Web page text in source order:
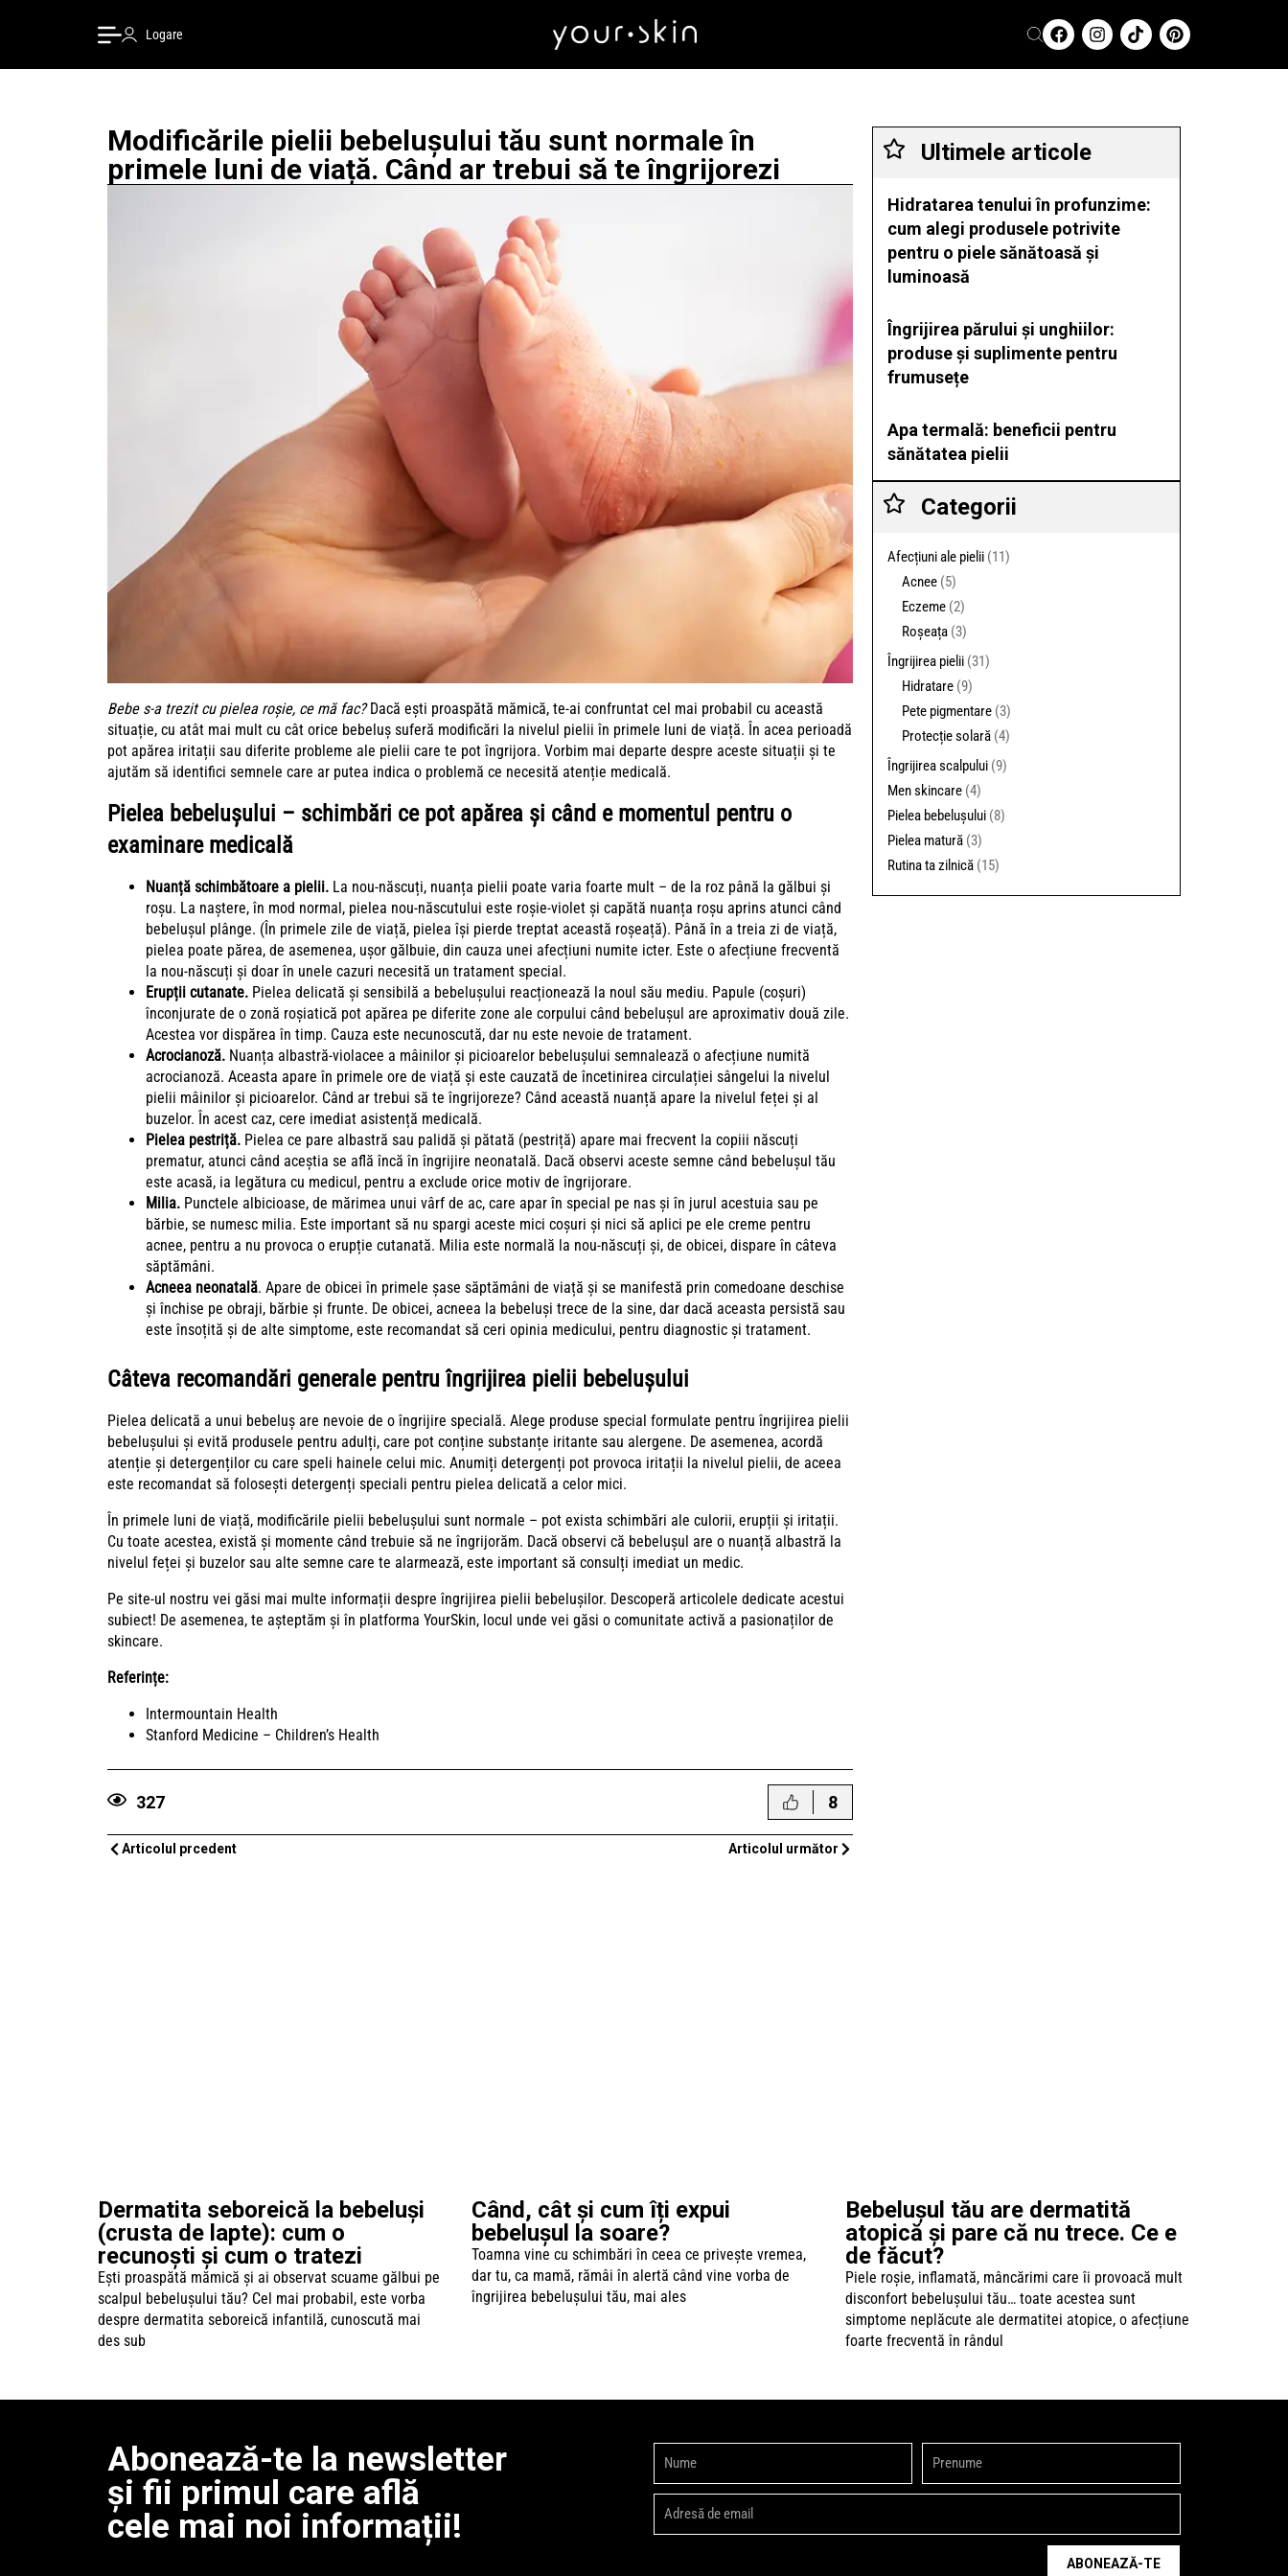
Logare
Modificările pielii bebelușului tău sunt normale în
primele luni de viață. Când ar trebui să te îngrijorezi
Bebe s-a trezit cu pielea roșie, ce mă fac?Dacă ești proaspătă mămică, te-ai confruntat cel mai probabil cu această
situație, cu atât mai mult cu cât orice bebeluș suferă modificări la nivelul pielii în primele luni de viață. În acea perioadă
pot apărea iritații sau diferite probleme ale pielii care te pot îngrijora. Vorbim mai departe despre aceste situații și te
ajutăm să identifici semnele care ar putea indica o problemă ce necesită atenție medicală.
Pielea bebelușului – schimbări ce pot apărea și când e momentul pentru o
examinare medicală
Nuanță schimbătoare a pielii. La nou-născuți, nuanța pielii poate varia foarte mult – de la roz până la gălbui și
roșu. La naștere, în mod normal, pielea nou-născutului este roșie-violet și capătă nuanța roșu aprins atunci când
bebelușul plânge. (În primele zile de viață, pielea își pierde treptat această roșeață). Până în a treia zi de viață,
pielea poate părea, de asemenea, ușor gălbuie, din cauza unei afecțiuni numite icter. Este o afecțiune frecventă
la nou-născuți și doar în unele cazuri necesită un tratament special.
Erupții cutanate. Pielea delicată și sensibilă a bebelușului reacționează la noul său mediu. Papule (coșuri)
înconjurate de o zonă roșiatică pot apărea pe diferite zone ale corpului când bebelușul are aproximativ două zile.
Acestea vor dispărea în timp. Cauza este necunoscută, dar nu este nevoie de tratament.
Acrocianoză. Nuanța albastră-violacee a mâinilor și picioarelor bebelușului semnalează o afecțiune numită
acrocianoză. Aceasta apare în primele ore de viață și este cauzată de încetinirea circulației sângelui la nivelul
pielii mâinilor și picioarelor. Când ar trebui să te îngrijoreze? Când această nuanță apare la nivelul feței și al
buzelor. În acest caz, cere imediat asistență medicală.
Pielea pestriță. Pielea ce pare albastră sau palidă și pătată (pestriță) apare mai frecvent la copiii născuți
prematur, atunci când aceștia se află încă în îngrijire neonatală. Dacă observi aceste semne când bebelușul tău
este acasă, ia legătura cu medicul, pentru a exclude orice motiv de îngrijorare.
Milia. Punctele albicioase, de mărimea unui vârf de ac, care apar în special pe nas și în jurul acestuia sau pe
bărbie, se numesc milia. Este important să nu spargi aceste mici coșuri și nici să aplici pe ele creme pentru
acnee, pentru a nu provoca o erupție cutanată. Milia este normală la nou-născuți și, de obicei, dispare în câteva
săptămâni.
Acneea neonatală. Apare de obicei în primele șase săptămâni de viață și se manifestă prin comedoane deschise
și închise pe obraji, bărbie și frunte. De obicei, acneea la bebeluși trece de la sine, dar dacă aceasta persistă sau
este însoțită și de alte simptome, este recomandat să ceri opinia medicului, pentru diagnostic și tratament.
Câteva recomandări generale pentru îngrijirea pielii bebelușului
Pielea delicată a unui bebeluș are nevoie de o îngrijire specială. Alege produse special formulate pentru îngrijirea pielii
bebelușului și evită produsele pentru adulți, care pot conține substanțe iritante sau alergene. De asemenea, acordă
atenție și detergenților cu care speli hainele celui mic. Anumiți detergenți pot provoca iritații la nivelul pielii, de aceea
este recomandat să folosești detergenți speciali pentru pielea delicată a celor mici.
În primele luni de viață, modificările pielii bebelușului sunt normale – pot exista schimbări ale culorii, erupții și iritații.
Cu toate acestea, există și momente când trebuie să ne îngrijorăm. Dacă observi că bebelușul are o nuanță albastră la
nivelul feței și buzelor sau alte semne care te alarmează, este important să consulți imediat un medic.
Pe site-ul nostru vei găsi mai multe informații despre îngrijirea pielii bebelușilor. Descoperă articolele dedicate acestui
subiect! De asemenea, te așteptăm și în platforma YourSkin, locul unde vei găsi o comunitate activă a pasionaților de
skincare.
Referințe:
Intermountain Health
Stanford Medicine – Children’s Health
327 8
Articolul prcedent Articolul următor
Ultimele articole
Hidratarea tenului în profunzime:
cum alegi produsele potrivite
pentru o piele sănătoasă și
luminoasă
Îngrijirea părului și unghiilor:
produse și suplimente pentru
frumusețe
Apa termală: beneficii pentru
sănătatea pielii
Categorii
Afecțiuni ale pielii (11)
Acnee (5)
Eczeme (2)
Roșeața (3)
Îngrijirea pielii (31)
Hidratare (9)
Pete pigmentare (3)
Protecție solară (4)
Îngrijirea scalpului (9)
Men skincare (4)
Pielea bebelușului (8)
Pielea matură (3)
Rutina ta zilnică (15)
Dermatita seboreică la bebeluși
(crusta de lapte): cum o
recunoști și cum o tratezi
Ești proaspătă mămică și ai observat scuame gălbui pe
scalpul bebelușului tău? Cel mai probabil, este vorba
despre dermatita seboreică infantilă, cunoscută mai
des sub
Când, cât și cum îți expui
bebelușul la soare?
Toamna vine cu schimbări în ceea ce privește vremea,
dar tu, ca mamă, rămâi în alertă când vine vorba de
îngrijirea bebelușului tău, mai ales
Bebelușul tău are dermatită
atopică și pare că nu trece. Ce e
de făcut?
Piele roșie, inflamată, mâncărimi care îi provoacă mult
disconfort bebelușului tău… toate acestea sunt
simptome neplăcute ale dermatitei atopice, o afecțiune
foarte frecventă în rândul
Abonează-te la newsletter
și fii primul care află
cele mai noi informații!
ABONEAZĂ-TE